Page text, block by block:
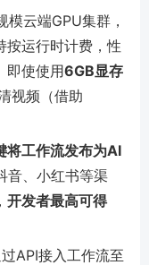
模云端GPU集群，
按运行时计费，性
即使使用6GB显存
视频（借助
将工作流发布为AI
音、小红书等渠
开发者最高可得
过API接入工作流至